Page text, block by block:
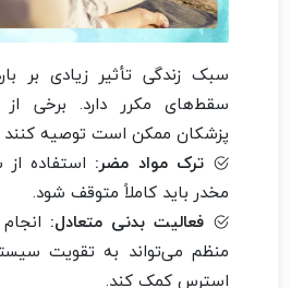
سبک زندگی تأثیر زیادی بر
سقط‌های مکرر دارد. برخی
پزشکان ممکن است توصیه
ترک مواد مضر: استفاده
مخدر باید کاملاً متوقف شود.
فعالیت بدنی متعادل:
منظم می‌تواند به تقویت
استرس کمک کند.